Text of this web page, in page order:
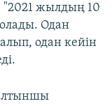
"2021 жылдың 10
Одан
одан кейін
алтыншы